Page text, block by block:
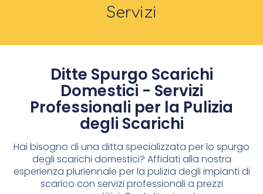
Servizi
Ditte Spurgo Scarichi
Domestici - Servizi
Professionali per la Pulizia
degli Scarichi
Hai bisogno di una ditta specializzata per lo spurgo
degli scarichi domestici? Affidati alla nostra
esperienza pluriennale per la pulizia degli impianti di
scarico con servizi professionali a prezzi